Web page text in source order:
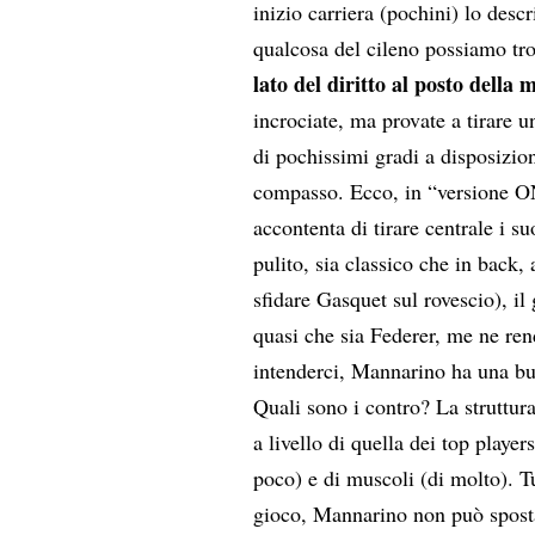
inizio carriera (pochini) lo
qualcosa del cileno possiamo
lato del diritto al posto della
incrociate, ma provate a tirare
di pochissimi gradi a
compasso. Ecco, in “versione
accontenta di tirare centrale i
pulito, sia classico che in back,
sfidare Gasquet sul rovescio),
quasi che sia Federer, me ne
intenderci, Mannarino ha una
Quali sono i contro? La
a livello di quella dei top
poco) e di muscoli (di molto).
gioco, Mannarino non può